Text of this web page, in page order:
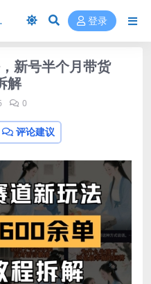
登录
新号半个月带货
解
0
评论建议